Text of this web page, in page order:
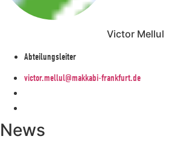
Victor Mellul
Abteilungsleiter
victor.mellul@makkabi-frankfurt.de
News